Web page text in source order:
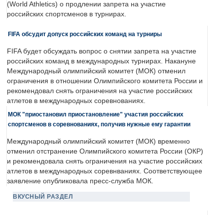
(World Athletics) о продлении запрета на участие
российских спортсменов в турнирах.
FIFA обсудит допуск российских команд на турниры
FIFA будет обсуждать вопрос о снятии запрета на участие
российских команд в международных турнирах. Накануне
Международный олимпийский комитет (МОК) отменил
ограничения в отношении Олимпийского комитета России и
рекомендовал снять ограничения на участие российских
атлетов в международных соревнованиях.
МОК "приостановил приостановление" участия российских
спортсменов в соревнованиях, получив нужные ему гарантии
Международный олимпийский комитет (МОК) временно
отменил отстранение Олимпийского комитета России (ОКР)
и рекомендовала снять ограничения на участие российских
атлетов в международных соревнваниях. Соответствующее
заявление опубликовала пресс-служба МОК.
ВКУСНЫЙ РАЗДЕЛ